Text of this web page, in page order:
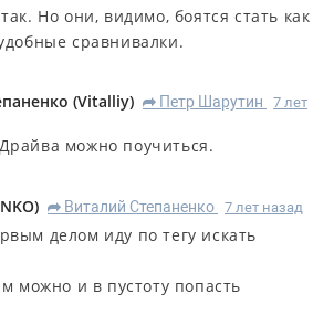
Но они, видимо, боятся стать как
сравнивалки.
(Vitalliy) R Петр Шарутин
7 лет
можно поучиться.
) R Виталий Степаненко 7 лет назад
делом иду по тегу искать
можно и в пустоту попасть